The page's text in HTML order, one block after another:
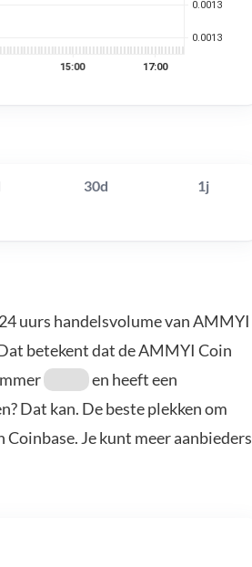
30d 1j
uurs handelsvolume van AMMYI
betekent dat de AMMYI Coin
en heeft een
Dat kan. De beste plekken om
Je kunt meer aanbieders